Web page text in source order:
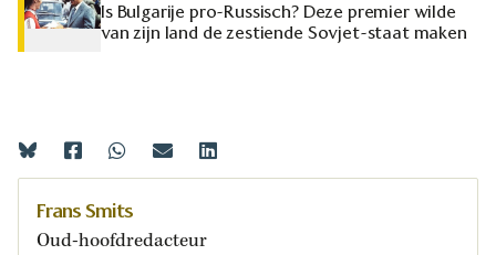
Is Bulgarije pro-Russisch? Deze premier wilde
van zijn land de zestiende Sovjet-staat maken
Frans Smits
Oud-hoofdredacteur